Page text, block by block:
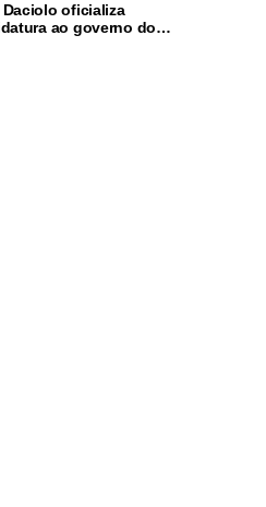
Daciolo oficializa
ao governo do